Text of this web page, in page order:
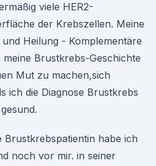
viele HER2-
der Krebszellen. Meine
Heilung - Komplementäre
Brustkrebs-Geschichte
Mut zu machen,sich
ich die Diagnose Brustkrebs
Brustkrebspatientin habe ich
noch vor mir. in seiner